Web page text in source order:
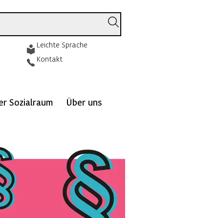
Leichte Sprache
Kontakt
Sozialraum Über uns